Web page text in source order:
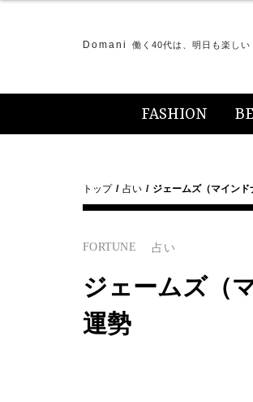
Domani 働く40代は、明日も楽しい
FASHION
トップ 占い ジェームズ（マイン
FORTUNE 占い
ジェームズ（
運勢